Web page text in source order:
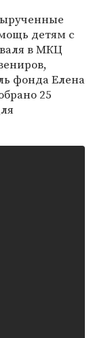
детям с
в МКЦ
фонда Елена
25